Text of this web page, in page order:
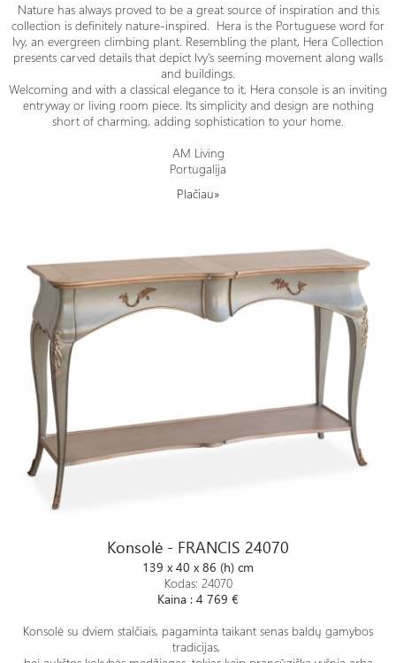
Nature has always proved to be a great source of inspiration and this
collection is definitely nature-inspired. Hera is the Portuguese word for
Ivy, an evergreen climbing plant. Resembling the plant, Hera Collection
presents carved details that depict Ivy’s seeming movement along walls
and buildings.
Welcoming and with a classical elegance to it, Hera console is an inviting
entryway or living room piece. Its simplicity and design are nothing
short of charming, adding sophistication to your home.
AM Living
Portugalija
Plačiau»
Konsolė - FRANCIS 24070
139 x 40 x 86 (h) cm
Kodas: 24070
Kaina : 4 769 €
Konsolė su dviem stalčiais, pagaminta taikant senas baldų gamybos
tradicijas,